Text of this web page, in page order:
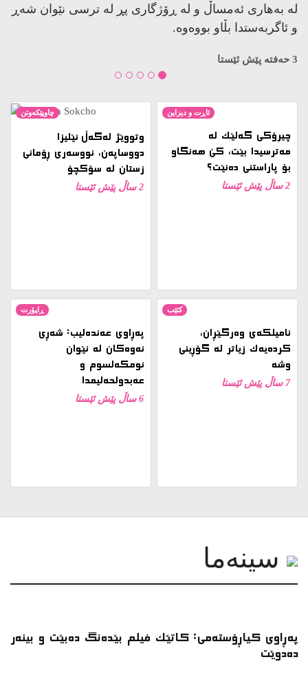
لە بەهاری ئەمساڵ و لە ڕۆژگاری پڕ لە ترسی نێوان شەڕ
و ئاگربەستدا بڵاو بووەوە.
3 حەفتە پێش ئێستا
چاوپێکەوتن
وتووێژ لەگەڵ ئێلیزا
دووساپەن، نووسەری ڕۆمانی
زستان لە سۆکچۆ
2 ساڵ پێش ئێستا
ئاڕت و دیزاین
چیرۆکی گەلێک لە
مەترسیدا بێت، کێ هەنگاو
بۆ پاراستنی دەنێت؟
2 ساڵ پێش ئێستا
ڕاپۆرت
پەڕاوی عەندەلیب: شەڕی
نەوەکان لە نێوان
ئومکەلسوم و
عەبدولحەلیمدا
6 ساڵ پێش ئێستا
کتێب
نامیلكه‌ی وەرگێڕان،
کردەیەک زیاتر لە گۆڕینی
وشە
7 ساڵ پێش ئێستا
پەڕاوی کیاڕۆستەمی: کاتێک فیلم بێدەنگ دەبێت و بینەر
دەدوێت